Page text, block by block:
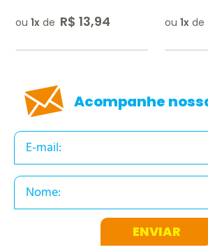
ou 1 de R$ 13,94 ou 1 de
Acompanhe
ENVIAR